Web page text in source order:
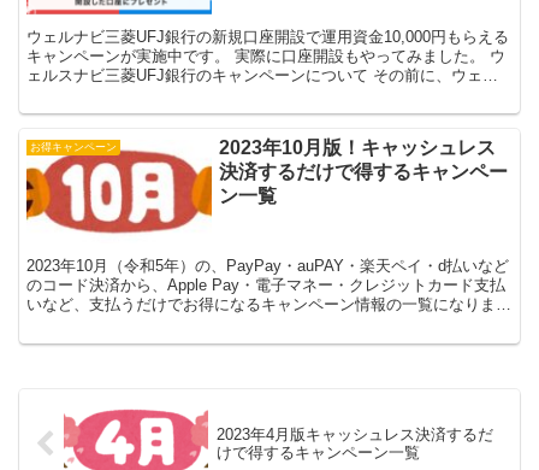
ウェルナビ三菱UFJ銀行の新規口座開設で運用資金10,000円もらえる
キャンペーンが実施中です。 実際に口座開設もやってみました。 ウ
ェルスナビ三菱UFJ銀行のキャンペーンについて その前に、ウェル
お得キャンペーン
2023年10月版！キャッシュレス
決済するだけで得するキャンペー
ン一覧
2023年10月（令和5年）の、PayPay・auPAY・楽天ペイ・d払いなど
のコード決済から、Apple Pay・電子マネー・クレジットカード支払
いなど、支払うだけでお得になるキャンペーン情報の一覧になりま
2023年4月版キャッシュレス決済するだ
けで得するキャンペーン一覧